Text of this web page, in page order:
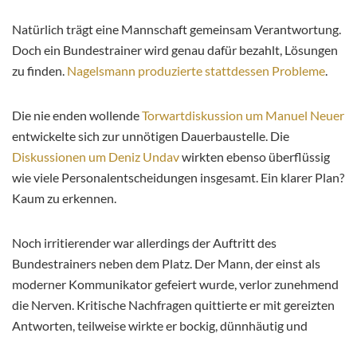
Natürlich trägt eine Mannschaft gemeinsam Verantwortung.
Doch ein Bundestrainer wird genau dafür bezahlt, Lösungen
zu finden. Nagelsmann produzierte stattdessen Probleme
Die nie enden wollendeTorwartdiskussion um Manuel Neuer
entwickelte sich zur unnötigen Dauerbaustelle. Die
Diskussionen um Deniz Undavwirkten ebenso überflüssig
wie viele Personalentscheidungen insgesamt. Ein klarer Plan?
Kaum zu erkennen.
Noch irritierender war allerdings der Auftritt des
Bundestrainers neben dem Platz. Der Mann, der einst als
moderner Kommunikator gefeiert wurde, verlor zunehmend
die Nerven. Kritische Nachfragen quittierte er mit gereizten
Antworten, teilweise wirkte er bockig, dünnhäutig und